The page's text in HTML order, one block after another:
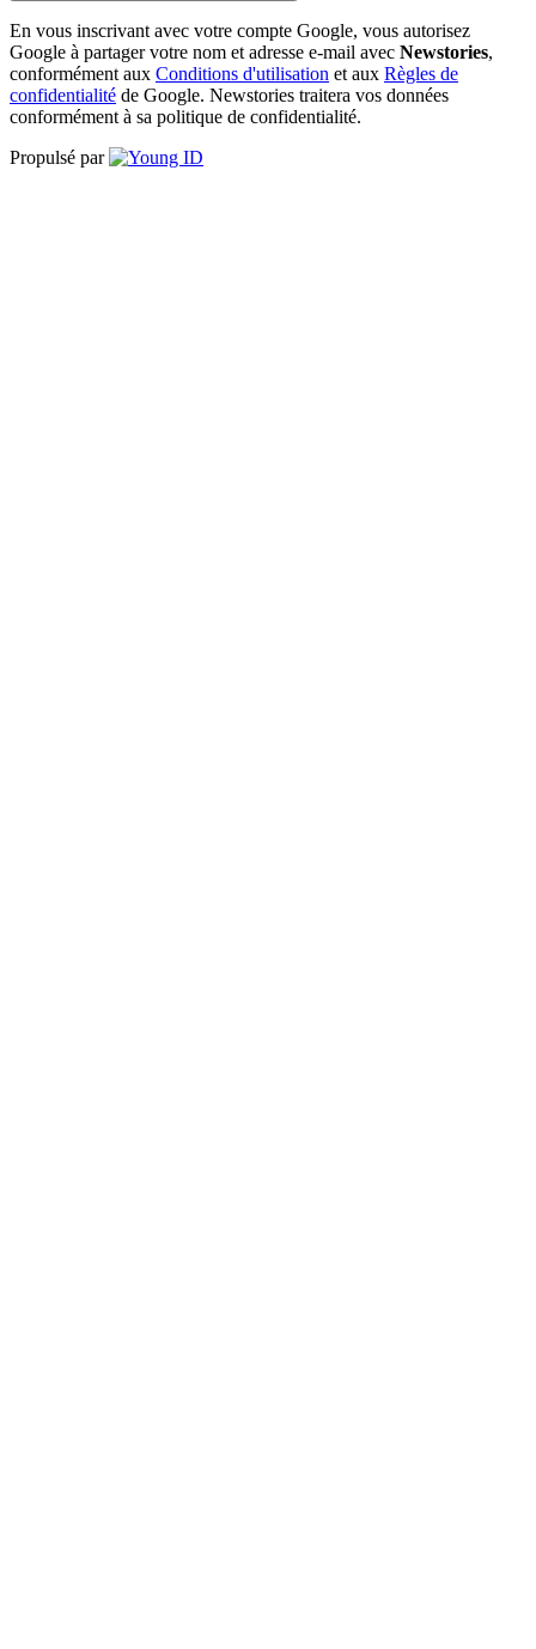
En vous inscrivant avec votre compte Google, vous autorisez
Google à partager votre nom et adresse e-mail avec Newstories,
conformément aux Conditions d'utilisation et aux Règles de
confidentialité de Google. Newstories traitera vos données
conformément à sa politique de confidentialité.
Propulsé par